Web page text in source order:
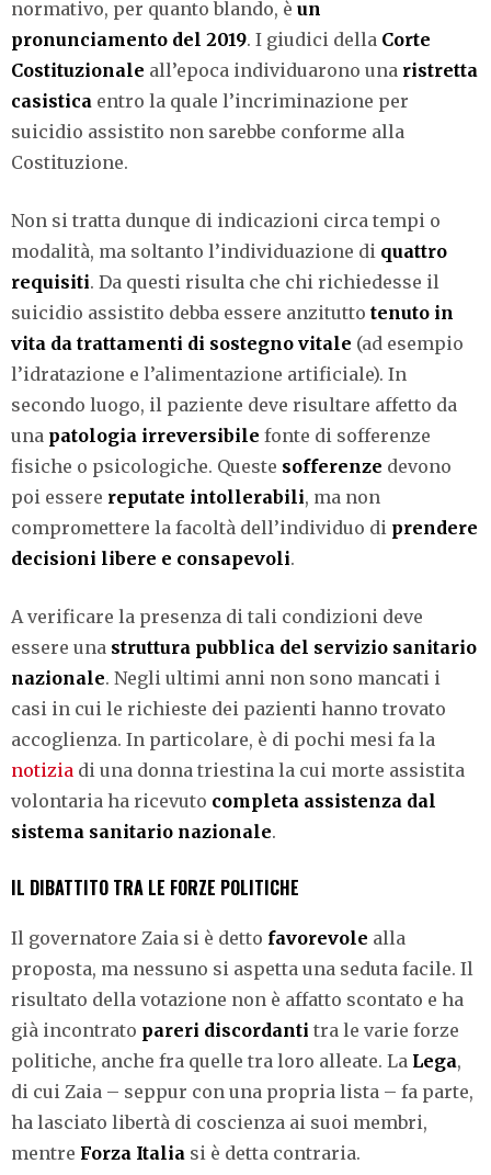
normativo, per quanto blando, è un
pronunciamento del 2019. I giudici della Corte
Costituzionale all’epoca individuarono una ristretta
casistica entro la quale l’incriminazione per
suicidio assistito non sarebbe conforme alla
Costituzione.
Non si tratta dunque di indicazioni circa tempi o
modalità, ma soltanto l’individuazione di quattro
requisiti. Da questi risulta che chi richiedesse il
suicidio assistito debba essere anzitutto tenuto in
vita da trattamenti di sostegno vitale (ad esempio
l’idratazione e l’alimentazione artificiale). In
secondo luogo, il paziente deve risultare affetto da
una patologia irreversibile fonte di sofferenze
fisiche o psicologiche. Queste sofferenze devono
poi essere reputate intollerabili, ma non
compromettere la facoltà dell’individuo di prendere
decisioni libere e consapevoli.
A verificare la presenza di tali condizioni deve
essere una struttura pubblica del servizio sanitario
nazionale. Negli ultimi anni non sono mancati i
casi in cui le richieste dei pazienti hanno trovato
accoglienza. In particolare, è di pochi mesi fa la
notizia di una donna triestina la cui morte assistita
volontaria ha ricevuto completa assistenza dal
sistema sanitario nazionale.
IL DIBATTITO TRA LE FORZE POLITICHE
Il governatore Zaia si è detto favorevole alla
proposta, ma nessuno si aspetta una seduta facile. Il
risultato della votazione non è affatto scontato e ha
già incontrato pareri discordanti tra le varie forze
politiche, anche fra quelle tra loro alleate. La Lega,
di cui Zaia – seppur con una propria lista – fa parte,
ha lasciato libertà di coscienza ai suoi membri,
mentre Forza Italia si è detta contraria.